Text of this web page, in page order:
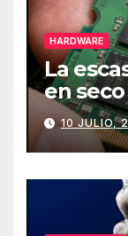
HARDWARE
La
en
de PCs
10 JULIO,